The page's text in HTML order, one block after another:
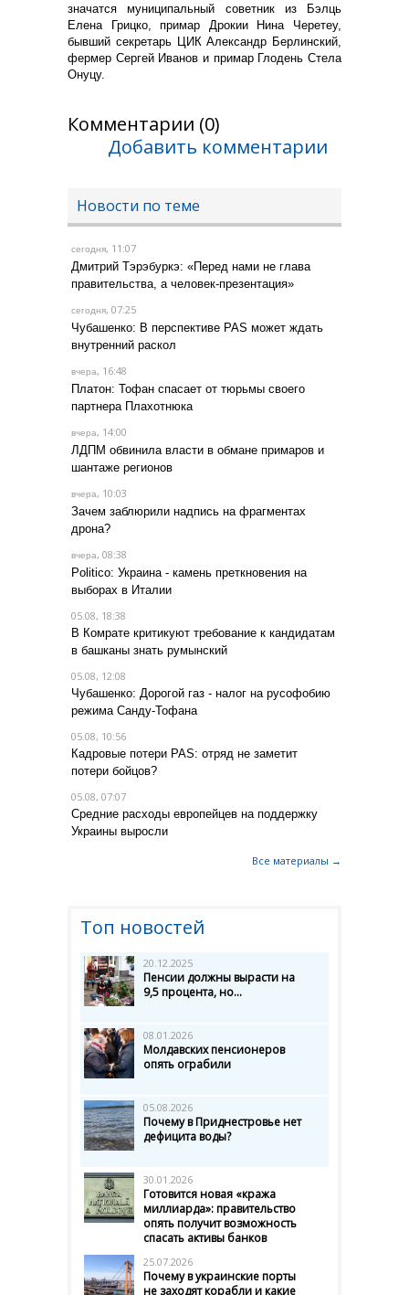
значатся муниципальный советник из Бэлць
Елена Грицко, примар Дрокии Нина Черетеу,
бывший секретарь ЦИК Александр Берлинский,
фермер Сергей Иванов и примар Глодень Стела
Онуцу.
Комментарии (0)
Добавить комментарии
Новости по теме
сегодня, 11:07
Дмитрий Тэрэбуркэ: «Перед нами не глава
правительства, а человек-презентация»
сегодня, 07:25
Чубашенко: В перспективе PAS может ждать
внутренний раскол
вчера, 16:48
Платон: Тофан спасает от тюрьмы своего
партнера Плахотнюка
вчера, 14:00
ЛДПМ обвинила власти в обмане примаров и
шантаже регионов
вчера, 10:03
Зачем заблюрили надпись на фрагментах
дрона?
вчера, 08:38
Politico: Украина - камень преткновения на
выборах в Италии
05.08, 18:38
В Комрате критикуют требование к кандидатам
в башканы знать румынский
05.08, 12:08
Чубашенко: Дорогой газ - налог на русофобию
режима Санду-Тофана
05.08, 10:56
Кадровые потери PAS: отряд не заметит
потери бойцов?
05.08, 07:07
Средние расходы европейцев на поддержку
Украины выросли
Все материалы →
Топ новостей
20.12.2025
Пенсии должны вырасти на
9,5 процента, но...
08.01.2026
Молдавских пенсионеров
опять ограбили
05.08.2026
Почему в Приднестровье нет
дефицита воды?
30.01.2026
Готовится новая «кража
миллиарда»: правительство
опять получит возможность
спасать активы банков
25.07.2026
Почему в украинские порты
не заходят корабли и какие